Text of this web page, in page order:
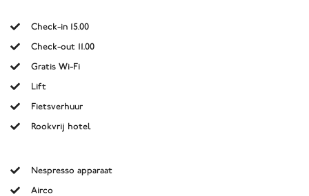
Check-in 15.00
Check-out 11.00
Gratis Wi-Fi
Lift
Fietsverhuur
Rookvrij hotel
Nespresso apparaat
Airco